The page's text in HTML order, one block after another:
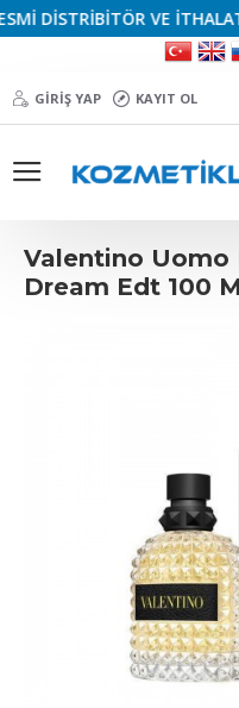
DİSTRİBİTÖR VE
GIRIŞ YAP KAYIT OL
Valentino Uomo
Dream Edt 100